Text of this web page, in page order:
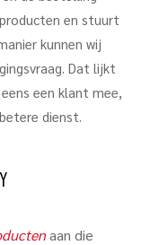
en stuurt
kunnen wij
Dat lijkt
een klant mee,
dienst.
aan die